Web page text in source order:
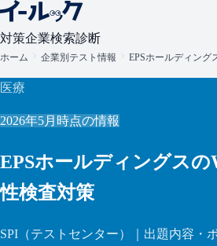
対策企業検索診断
ホーム 企業別テスト情報 EPSホールディング
医療
2026年5月 時点の情報
EPSホールディングスの
性検査対策
SPI （テストセンター）
｜出題内容・